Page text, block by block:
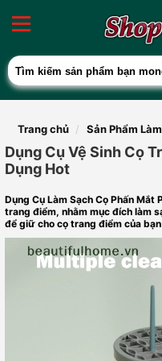
Trang chủ Sản Phẩm
Dụng Cụ Vệ Sinh Cọ
Dụng Hot
Dụng Cụ Làm Sạch Cọ Phấn
trang điểm, nhằm mục đích làm
để giữ cho cọ trang điểm của